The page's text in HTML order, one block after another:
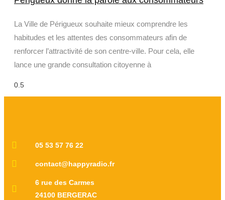
La Ville de Périgueux souhaite mieux comprendre les
habitudes et les attentes des consommateurs afin de
renforcer l’attractivité de son centre-ville. Pour cela, elle
lance une grande consultation citoyenne à
05 53 57 76 22
contact@happyradio.fr
6 rue des Carmes
24100 BERGERAC